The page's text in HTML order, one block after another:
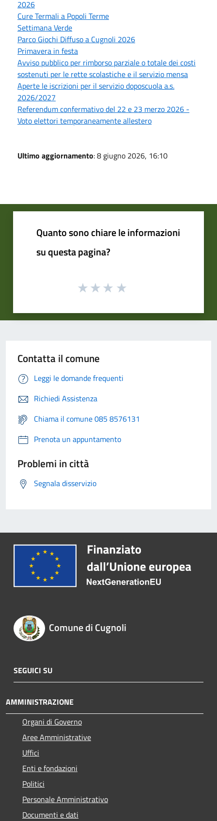
2026
Cure Termali a Popoli Terme
Settimana Verde
Parco Giochi Diffuso a Cugnoli 2026
Primavera in festa
Avviso pubblico per rimborso parziale o totale dei costi
sostenuti per le rette scolastiche e il servizio mensa
Aperte le iscrizioni per il servizio doposcuola a.s.
2026/2027
Referendum confermativo del 22 e 23 merzo 2026 -
Voto elettori temporaneamente allestero
Ultimo aggiornamento: 8 giugno 2026, 16:10
Quanto sono chiare le informazioni
su questa pagina?
Contatta il comune
Leggi le domande frequenti
Richiedi Assistenza
Chiama il comune 085 8576131
Prenota un appuntamento
Problemi in città
Segnala disservizio
Comune di Cugnoli
SEGUICI SU
AMMINISTRAZIONE
Organi di Governo
Aree Amministrative
Uffici
Enti e fondazioni
Politici
Personale Amministrativo
Documenti e dati